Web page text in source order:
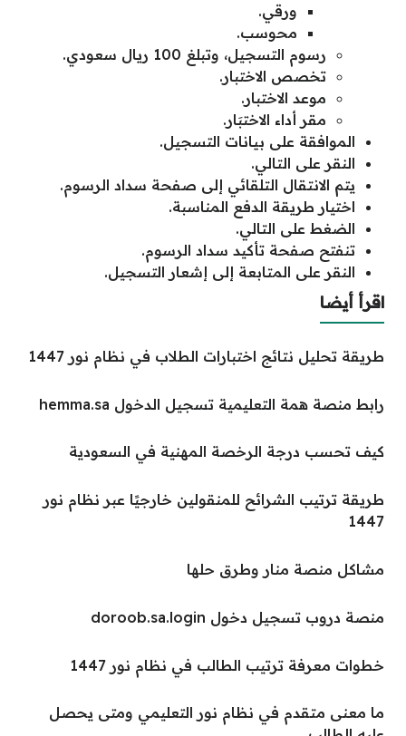
ورقي.
محوسب.
رسوم التسجيل، وتبلغ 100 ريال سعودي.
تخصص الاختبار.
موعد الاختبار.
مقر أداء الاختبَار.
الموافقة على بيانات التسجيل.
النقر على التالي.
يتم الانتقال التلقائي إلى صفحة سداد الرسوم.
اختيار طريقة الدفع المناسبة.
الضغط على التالي.
تنفتح صفحة تأكيد سداد الرسوم.
النقر على المتابعة إلى إشعار التسجيل.
اقرأ أيضا
طريقة تحليل نتائج اختبارات الطلاب في نظام نور 1447
رابط منصة همة التعليمية تسجيل الدخول hemma.sa
كيف تحسب درجة الرخصة المهنية في السعودية
طريقة ترتيب الشرائح للمنقولين خارجيًا عبر نظام نور
1447
مشاكل منصة منار وطرق حلها
منصة دروب تسجيل دخول doroob.sa.login
خطوات معرفة ترتيب الطالب في نظام نور 1447
ما معنى متقدم في نظام نور التعليمي ومتى يحصل